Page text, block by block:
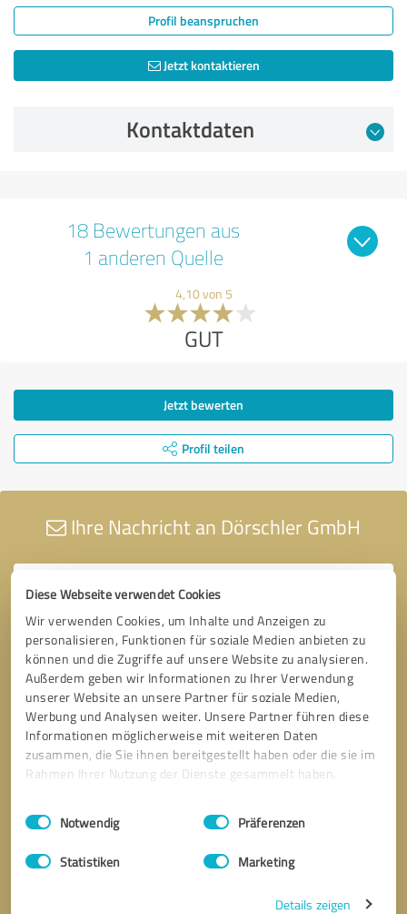
Diese Webseite verwendet Cookies
Wir verwenden Cookies, um Inhalte und Anzeigen zu
personalisieren, Funktionen für soziale Medien anbieten zu
können und die Zugriffe auf unsere Website zu analysieren.
Außerdem geben wir Informationen zu Ihrer Verwendung
unserer Website an unsere Partner für soziale Medien,
Werbung und Analysen weiter. Unsere Partner führen diese
Informationen möglicherweise mit weiteren Daten
zusammen, die Sie ihnen bereitgestellt haben oder die sie im
Rahmen Ihrer Nutzung der Dienste gesammelt haben.
Impressum Datenschutzbestimmungen
Einwilligungsauswahl
Notwendig Präferenzen
Statistiken Marketing
Details zeigen
Profil beanspruchen
Jetzt kontaktieren
Kontaktdaten
18 Bewertungen aus
1 anderen Quelle
4,10 von 5
GUT
Jetzt bewerten
Profil teilen
Ihre Nachricht an Dörschler GmbH